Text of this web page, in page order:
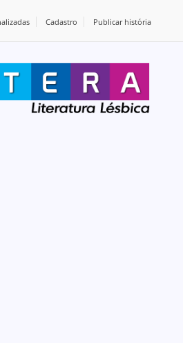
Cadastro Publicar história